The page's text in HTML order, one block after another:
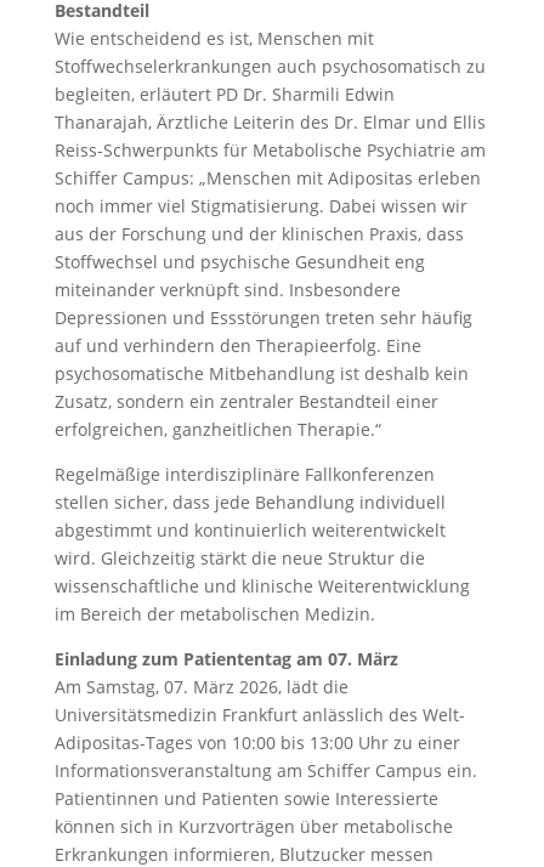
Bestandteil
Wie entscheidend es ist, Menschen mit
Stoffwechselerkrankungen auch psychosomatisch zu
begleiten, erläutert PD Dr. Sharmili Edwin
Thanarajah, Ärztliche Leiterin des Dr. Elmar und Ellis
Reiss-Schwerpunkts für Metabolische Psychiatrie am
Schiffer Campus: „Menschen mit Adipositas erleben
noch immer viel Stigmatisierung. Dabei wissen wir
aus der Forschung und der klinischen Praxis, dass
Stoffwechsel und psychische Gesundheit eng
miteinander verknüpft sind. Insbesondere
Depressionen und Essstörungen treten sehr häufig
auf und verhindern den Therapieerfolg. Eine
psychosomatische Mitbehandlung ist deshalb kein
Zusatz, sondern ein zentraler Bestandteil einer
erfolgreichen, ganzheitlichen Therapie.“
Regelmäßige interdisziplinäre Fallkonferenzen
stellen sicher, dass jede Behandlung individuell
abgestimmt und kontinuierlich weiterentwickelt
wird. Gleichzeitig stärkt die neue Struktur die
wissenschaftliche und klinische Weiterentwicklung
im Bereich der metabolischen Medizin.
Einladung zum Patiententag am 07. März
Am Samstag, 07. März 2026, lädt die
Universitätsmedizin Frankfurt anlässlich des Welt-
Adipositas-Tages von 10:00 bis 13:00 Uhr zu einer
Informationsveranstaltung am Schiffer Campus ein.
Patientinnen und Patienten sowie Interessierte
können sich in Kurzvorträgen über metabolische
Erkrankungen informieren, Blutzucker messen